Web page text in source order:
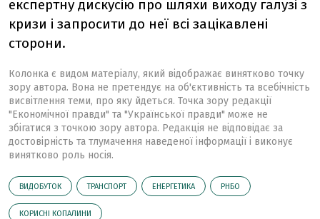
експертну дискусію про шляхи виходу галузі з
кризи і запросити до неї всі зацікавлені
сторони.
Колонка є видом матеріалу, який відображає винятково точку
зору автора. Вона не претендує на об'єктивність та всебічність
висвітлення теми, про яку йдеться. Точка зору редакції
"Економічної правди" та "Української правди" може не
збігатися з точкою зору автора. Редакція не відповідає за
достовірність та тлумачення наведеної інформації і виконує
винятково роль носія.
ВИДОБУТОК ТРАНСПОРТ ЕНЕРГЕТИКА РНБО
КОРИСНІ КОПАЛИНИ